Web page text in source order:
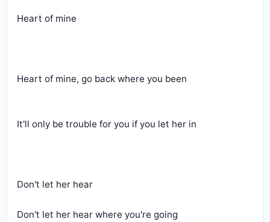
Heart of mine
Heart of mine, go back where you been
It'll only be trouble for you if you let her in
Don't let her hear
Don't let her hear where you're going